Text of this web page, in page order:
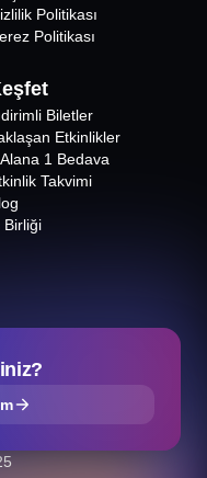
Politikası
Politikası
Biletler
Etkinlikler
1 Bedava
Takvimi
Birliği